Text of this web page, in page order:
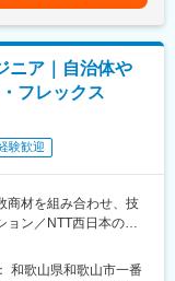
トワーク可
間、ワークライフバ
導入しており、ライ
ます。NTTの充実し
係のもと、スケールの
た事業運営をしてお
ニア｜自治体や
フレックス
験歓迎
商材を組み合わせ、技
ョン／NTT西日本の基
均13H＞
和歌山県和歌山市一番